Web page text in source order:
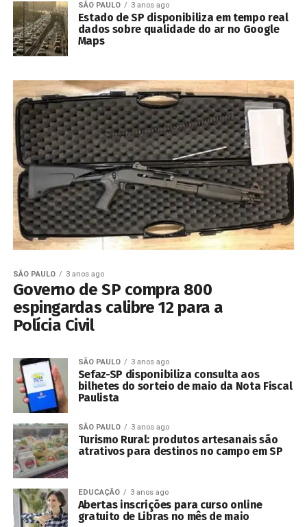
SÃO PAULO 3 anos ago
Estado de SP disponibiliza em tempo real
dados sobre qualidade do ar no Google
Maps
SÃO PAULO 3 anos ago
Governo de SP compra 800
espingardas calibre 12 para a
Polícia Civil
SÃO PAULO 3 anos ago
Sefaz-SP disponibiliza consulta aos
bilhetes do sorteio de maio da Nota Fiscal
Paulista
SÃO PAULO 3 anos ago
Turismo Rural: produtos artesanais são
atrativos para destinos no campo em SP
EDUCAÇÃO 3 anos ago
Abertas inscrições para curso online
gratuito de Libras no mês de maio